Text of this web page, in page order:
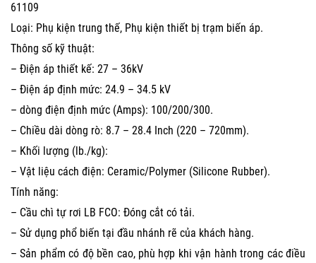
61109
Loại: Phụ kiện trung thế, Phụ kiện thiết bị trạm biến áp.
Thông số kỹ thuật:
– Điện áp thiết kế: 27 – 36kV
– Điện áp định mức: 24.9 – 34.5 kV
– dòng điện định mức (Amps): 100/200/300.
– Chiều dài dòng rò: 8.7 – 28.4 Inch (220 – 720mm).
– Khối lượng (lb./kg):
– Vật liệu cách điện: Ceramic/Polymer (Silicone Rubber).
Tính năng:
– Cầu chì tự rơi LB FCO: Đóng cắt có tải.
– Sử dụng phổ biến tại đầu nhánh rẽ của khách hàng.
– Sản phẩm có độ bền cao, phù hợp khi vận hành trong các điều